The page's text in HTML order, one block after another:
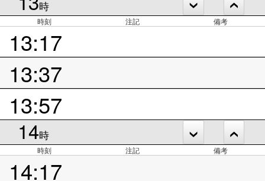
時
時刻 注記 備考
13:17
13:37
13:57
14時
時刻 注記 備考
14:17